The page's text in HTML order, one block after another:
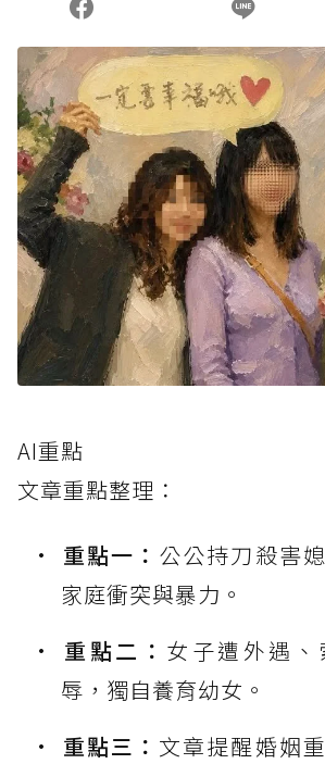
AI重點
文章重點整理：
重點一： 公公持刀殺害
家庭衝突與暴力。
重點二： 女子遭外遇
辱，獨自養育幼女。
重點三： 文章提醒婚姻